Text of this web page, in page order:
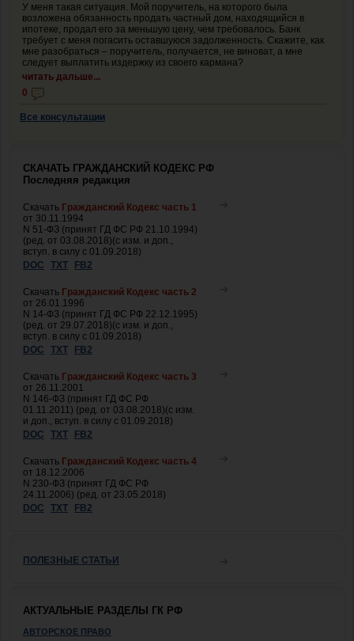
У меня такая ситуация. Мой поручитель, на которого была
возложена обязанность продать частный дом, находящийся в
ипотеке, продал его за меньшую цену, чем требовалось. Банк
требует с меня погасить оставшуюся задолженность. Скажите, как
мне разобраться – поручитель, получается, не виноват, а мне
следует выплатить издержку из своего кармана?
читать дальше...
0
Все консультации
СКАЧАТЬ ГРАЖДАНСКИЙ КОДЕКС РФ
Последняя редакция
Скачать Гражданский Кодекс часть 1
от 30.11.1994
N 51-ФЗ (принят ГД ФС РФ 21.10.1994)
(ред. от 03.08.2018)(с изм. и доп.,
вступ. в силу с 01.09.2018)
DOC
TXT FB2
Скачать Гражданский Кодекс часть 2
от 26.01.1996
N 14-ФЗ (принят ГД ФС РФ 22.12.1995)
(ред. от 29.07.2018)(с изм. и доп.,
вступ. в силу с 01.09.2018)
DOC
TXT FB2
Скачать Гражданский Кодекс часть 3
от 26.11.2001
N 146-ФЗ (принят ГД ФС РФ
01.11.2011) (ред. от 03.08.2018)(с изм.
и доп., вступ. в силу с 01.09.2018)
DOC
TXT FB2
Скачать Гражданский Кодекс часть 4
от 18.12.2006
N 230-ФЗ (принят ГД ФС РФ
24.11.2006) (ред. от 23.05.2018)
DOC
TXT FB2
ПОЛЕЗНЫЕ СТАТЬИ
АКТУАЛЬНЫЕ РАЗДЕЛЫ ГК РФ
АВТОРСКОЕ ПРАВО